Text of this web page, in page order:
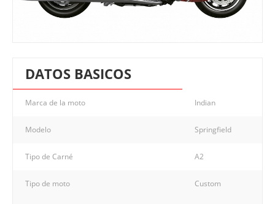
DATOS BASICOS
Marca de la moto Indian
Modelo Springfield
Tipo de Carné A2
Tipo de moto Custom